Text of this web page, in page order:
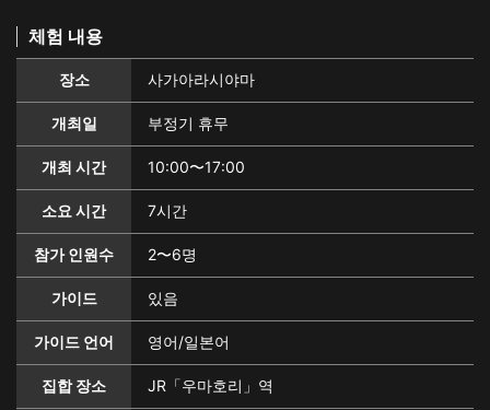
체험 내용
장소 사가아라시야마
개최일 부정기 휴무
개최 시간 10:00〜17:00
소요 시간 7시간
참가 인원수 2〜6명
가이드 있음
가이드 언어 영어/일본어
집합 장소 JR「우마호리」역